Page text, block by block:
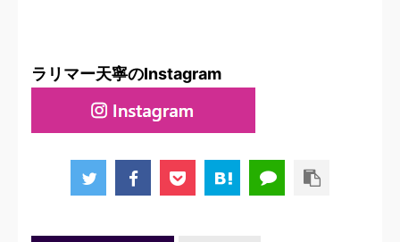
ラリマー天寧のInstagram